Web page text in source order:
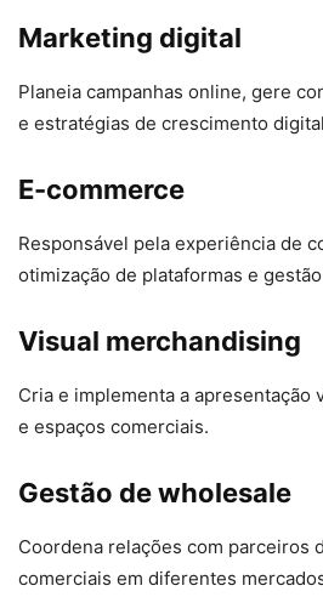
Marketing digital
Planeia campanhas online, gere
e estratégias de crescimento
E-commerce
Responsável pela experiência de
otimização de plataformas e
Visual merchandising
Cria e implementa a apresentação
e espaços comerciais.
Gestão de wholesale
Coordena relações com parceiros
comerciais em diferentes